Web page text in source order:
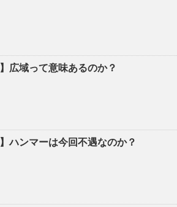
】広域って意味あるのか？
】ハンマーは今回不遇なのか？